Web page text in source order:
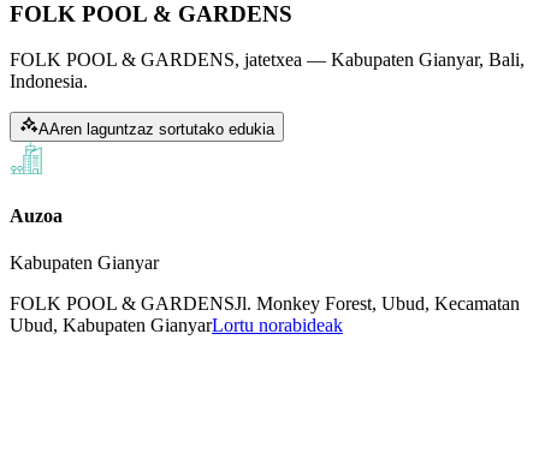
FOLK POOL & GARDENS
FOLK POOL & GARDENS, jatetxea — Kabupaten Gianyar, Bali,
Indonesia.
AAren laguntzaz sortutako edukia
Auzoa
Kabupaten Gianyar
FOLK POOL & GARDENSJl. Monkey Forest, Ubud, Kecamatan
Ubud, Kabupaten GianyarLortu norabideak